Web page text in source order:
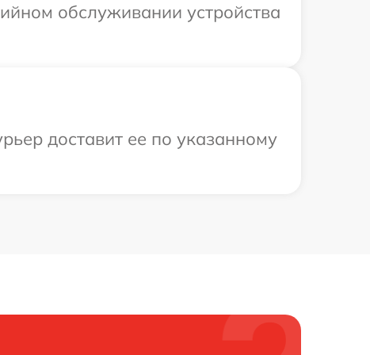
обслуживании устройства
доставит ее по указанному